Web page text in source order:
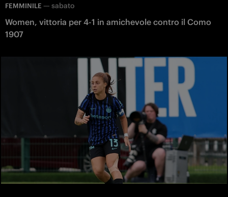
FEMMINILE — sabato
Women, vittoria per 4-1 in amichevole contro il Como
1907